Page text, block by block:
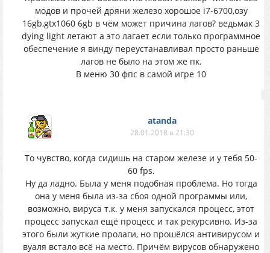
модов и прочей дряни железо хорошое i7-6700,озу
16gb,gtx1060 6gb в чём может причина лагов? ведьмак 3
dying light летают а это лагает если только программное
обеспечение я винду переустанавливал просто раньше
лагов не было на этом же пк.
В меню 30 фпс в самой игре 10
atanda
28.01.2018 в 21:30
То чувство, когда сидишь на старом железе и у тебя 50-
60 fps.
Ну да ладно. Была у меня подобная проблема. Но тогда
она у меня была из-за сбоя одной программы или,
возможно, вируса т.к. у меня запускался процесс, этот
процесс запускал ещё процесс и так рекурсивно. Из-за
этого были жуткие пролаги, но прошёлся антивирусом и
вуаля встало всё на место. Причём вирусов обнаружено